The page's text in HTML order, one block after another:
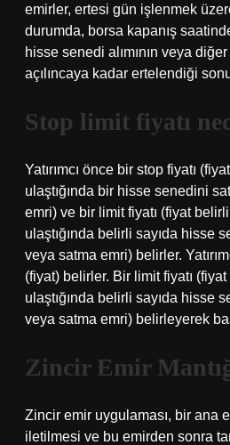
emirler, ertesi gün işlenmek
durumda, borsa kapanış
hisse senedi alımının veya
açılıncaya kadar ertelendiği
Stop limit fiyatı
Yatırımcı önce bir stop fiyatı
ulaştığında bir hisse senedini
emri) ve bir limit fiyatı (fiyat
ulaştığında belirli sayıda hisse
veya satma emri) belirler.
(fiyat) belirler. Bir limit fiyatı
ulaştığında belirli sayıda hisse
veya satma emri) belirleyerek
Zincir Emir
Zincir emir uygulaması, bir ana
iletilmesi ve bu emirden sonra